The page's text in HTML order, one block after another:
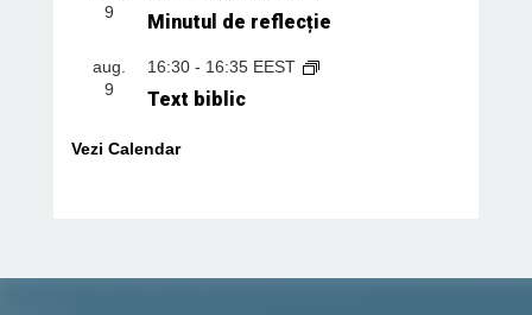
9
Minutul de reflecție
aug.
9
16:30- 16:35 EEST
Text biblic
Vezi Calendar